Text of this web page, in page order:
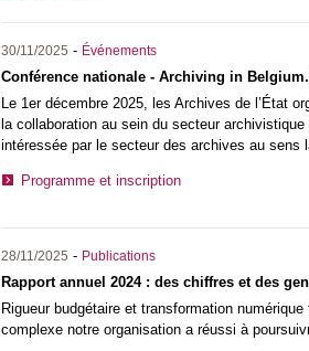
30/11/2025 - Événements
Conférence nationale - Archiving in
Le 1er décembre 2025, les Archives de l’État
la collaboration au sein du secteur
intéressée par le secteur des archives au sens
Programme et inscription
28/11/2025 - Publications
Rapport annuel 2024 : des chiffres et des
Rigueur budgétaire et transformation
complexe notre organisation a réussi à